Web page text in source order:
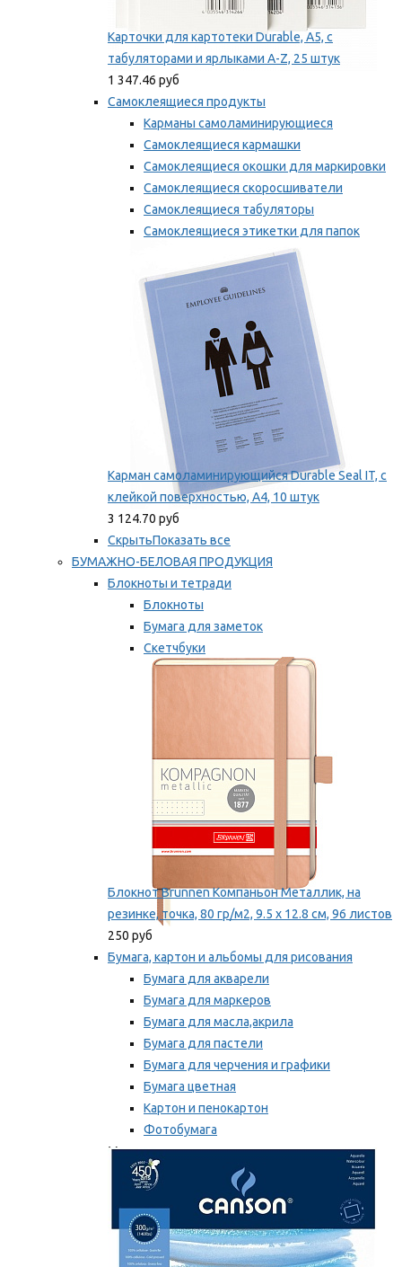
Карточки для картотеки Durable, A5, с
табуляторами и ярлыками A-Z, 25 штук
1 347.46 руб
Самоклеящиеся продукты
Карманы самоламинирующиеся
Самоклеящиеся кармашки
Самоклеящиеся окошки для маркировки
Самоклеящиеся скоросшиватели
Самоклеящиеся табуляторы
Самоклеящиеся этикетки для папок
Таблички для маркировки
Мы рекомендуем
Карман самоламинирующийся Durable Seal IT, с
клейкой поверхностью, A4, 10 штук
3 124.70 руб
СкрытьПоказать все
БУМАЖНО-БЕЛОВАЯ ПРОДУКЦИЯ
Блокноты и тетради
Блокноты
Бумага для заметок
Скетчбуки
Тетради
Блокнот Brunnen Компаньон Металлик, на
резинке, точка, 80 гр/м2, 9.5 х 12.8 см, 96 листов
250 руб
Бумага, картон и альбомы для рисования
Бумага для акварели
Бумага для маркеров
Бумага для масла,акрила
Бумага для пастели
Бумага для черчения и графики
Бумага цветная
Картон и пенокартон
Фотобумага
Мы рекомендуем